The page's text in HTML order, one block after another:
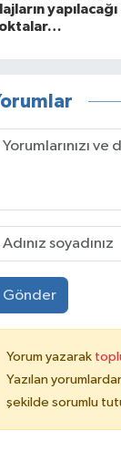
yapılacağı
Gönder
Yorum yazarak
Yazılan
şekilde sorumlu